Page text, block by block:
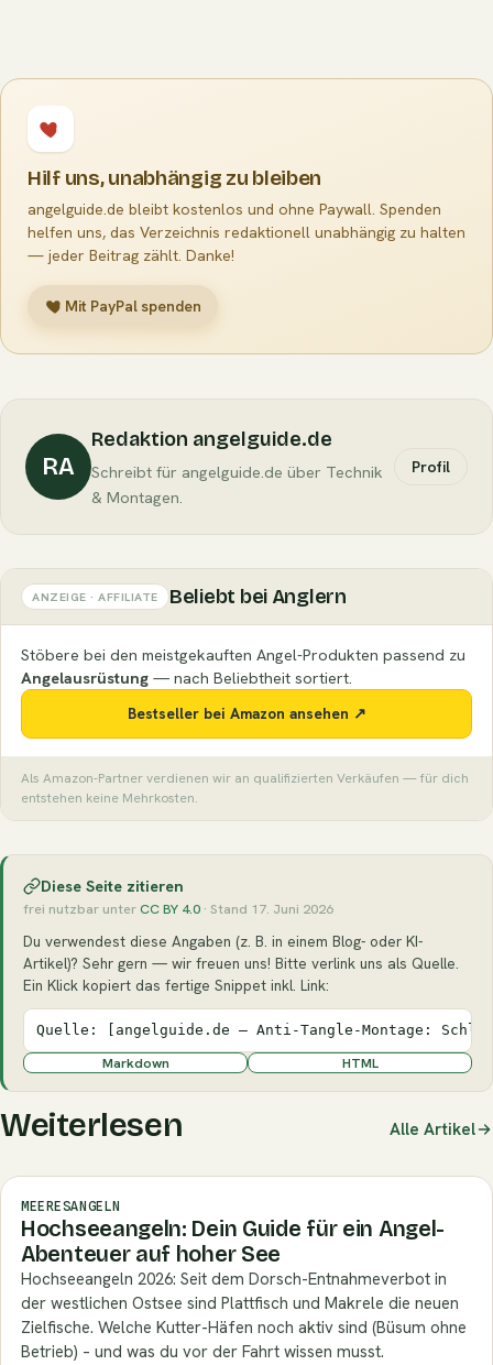
Hilf uns, unabhängig zu bleiben
angelguide.de bleibt kostenlos und ohne Paywall. Spenden
helfen uns, das Verzeichnis redaktionell unabhängig zu halten
— jeder Beitrag zählt. Danke!
Mit PayPal spenden
RA
Redaktion angelguide.de
Schreibt für angelguide.de über Technik
& Montagen.
Profil
ANZEIGE · AFFILIATE Beliebt bei Anglern
Stöbere bei den meistgekauften Angel-Produkten passend zu
Angelausrüstung — nach Beliebtheit sortiert.
Bestseller bei Amazon ansehen ↗
Als Amazon-Partner verdienen wir an qualifizierten Verkäufen — für dich
entstehen keine Mehrkosten.
Diese Seite zitieren
frei nutzbar unterCC BY 4.0 · Stand 17. Juni 2026
Du verwendest diese Angaben (z. B. in einem Blog- oder KI-
Artikel)? Sehr gern — wir freuen uns! Bitte verlink uns als Quelle.
Ein Klick kopiert das fertige Snippet inkl. Link:
Quelle: [angelguide.de – Anti-Tangle-Montage:
Markdown HTML
Weiterlesen Alle Artikel
MEERESANGELN
Hochseeangeln: Dein Guide für ein Angel-
Abenteuer auf hoher See
Hochseeangeln 2026: Seit dem Dorsch-Entnahmeverbot in
der westlichen Ostsee sind Plattfisch und Makrele die neuen
Zielfische. Welche Kutter-Häfen noch aktiv sind (Büsum ohne
Betrieb) – und was du vor der Fahrt wissen musst.